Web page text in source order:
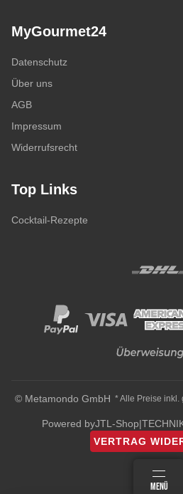
MyGourmet24
Datenschutz
Über uns
AGB
Impressum
Widerrufsrecht
Top Links
Cocktail-Rezepte
© Metamondo GmbH * Alle Preise inkl.
Powered byJTL-Shop|
VERTRAG
MENÜ